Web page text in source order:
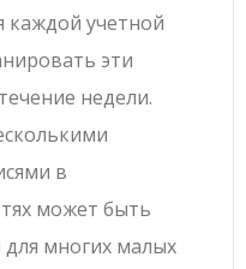
каждой учетной
эти
недели.
в
может быть
для многих малых